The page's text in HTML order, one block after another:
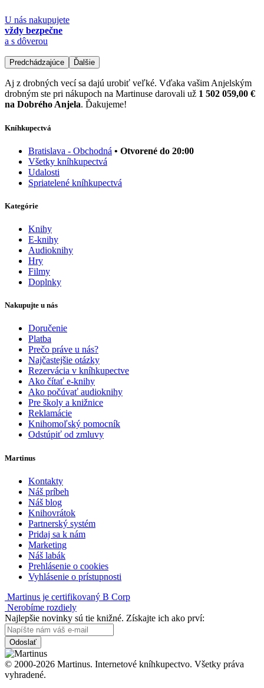
U nás nakupujete
vždy bezpečne
a s dôverou
Predchádzajúce Ďalšie
Aj z drobných vecí sa dajú urobiť veľké. Vďaka vašim Anjelským
drobným ste pri nákupoch na Martinuse darovali už 1 502 059,00 €
na Dobrého Anjela. Ďakujeme!
Kníhkupectvá
Bratislava - Obchodná • Otvorené do 20:00
Všetky kníhkupectvá
Udalosti
Spriatelené kníhkupectvá
Kategórie
Knihy
E-knihy
Audioknihy
Hry
Filmy
Doplnky
Nakupujte u nás
Doručenie
Platba
Prečo práve u nás?
Najčastejšie otázky
Rezervácia v kníhkupectve
Ako čítať e-knihy
Ako počúvať audioknihy
Pre školy a knižnice
Reklamácie
Knihomoľský pomocník
Odstúpiť od zmluvy
Martinus
Kontakty
Náš príbeh
Náš blog
Knihovrátok
Partnerský systém
Pridaj sa k nám
Marketing
Náš labák
Prehlásenie o cookies
Vyhlásenie o prístupnosti
Martinus je certifikovaný B Corp
Nerobíme rozdiely
Najlepšie novinky sú tie knižné. Získajte ich ako prví:
Odoslať
© 2000-2026 Martinus. Internetové kníhkupectvo. Všetky práva
vyhradené.